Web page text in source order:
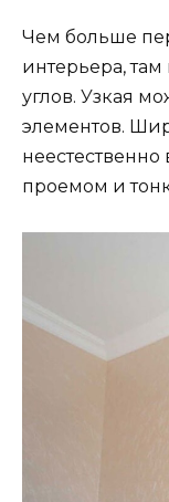
Чем больше
интерьера,
углов. Узкая
элементов.
проемом и